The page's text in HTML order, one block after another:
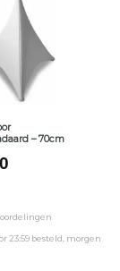
– 70cm
Huidige
€27,00.
23:59 besteld, morgen